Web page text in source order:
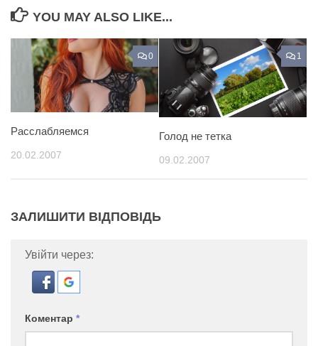
YOU MAY ALSO LIKE...
0
Расслабляемся
20.02.2007
1
Голод не тетка
09.02.2007
ЗАЛИШИТИ ВІДПОВІДЬ
Увійти через:
Коментар *